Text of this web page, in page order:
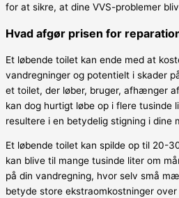
for at sikre, at dine VVS-problemer
Hvad afgør prisen for
Et løbende toilet kan ende med at
vandregninger og potentielt i skader
et toilet, der løber, bruger, afhænger
kan dog hurtigt løbe op i flere tusinde
resultere i en betydelig stigning i dine
Et løbende toilet kan spilde op til 20-
kan blive til mange tusinde liter om
på din vandregning, hvor selv små
betyde store ekstraomkostninger